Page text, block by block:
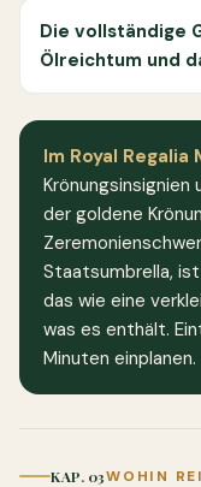
Die vollständige
Ölreichtum und
Im Royal Regalia
Krönungsinsignien
der goldene
Staatsumbrella,
das wie eine
was es enthält.
Minuten einplanen.
KAP. 03WOHIN